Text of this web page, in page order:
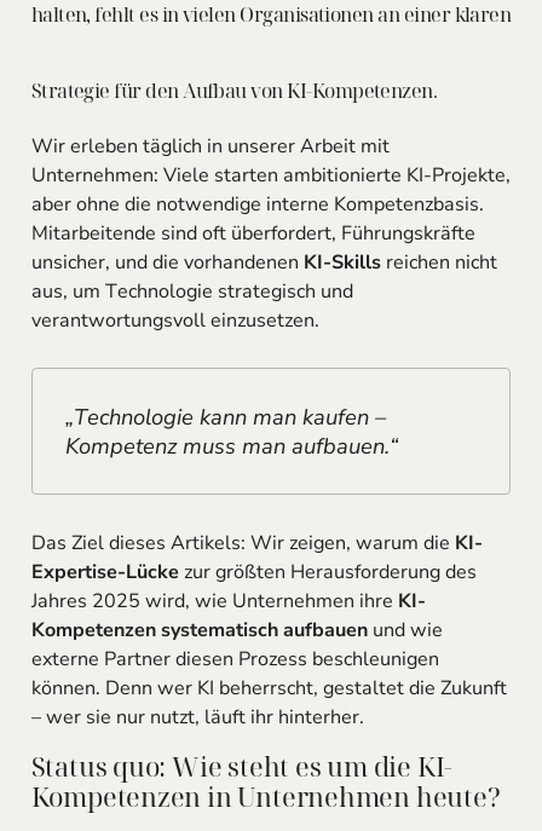
halten, fehlt es in vielen Organisationen an einer klaren
Strategie für denAufbau von KI-Kompetenzen.
Wir erleben täglich in unserer Arbeit mit
Unternehmen: Viele starten ambitionierte KI-Projekte,
aber ohne die notwendige interne Kompetenzbasis.
Mitarbeitende sind oft überfordert, Führungskräfte
unsicher, und die vorhandenen KI-Skillsreichen nicht
aus, um Technologie strategisch und
verantwortungsvoll einzusetzen.
„Technologie kann man kaufen –
Kompetenz muss man aufbauen.“
Das Ziel dieses Artikels: Wir zeigen, warum die KI-
Expertise-Lückezur größten Herausforderung des
Jahres 2025 wird, wie Unternehmen ihre KI-
Kompetenzen systematisch aufbauenund wie
externe Partner diesen Prozess beschleunigen
können. Denn wer KI beherrscht, gestaltet die Zukunft
– wer sie nur nutzt, läuft ihr hinterher.
Status quo: Wie steht es um die KI-
Kompetenzen in Unternehmen heute?